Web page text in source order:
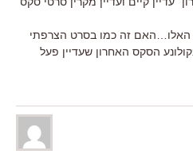
האלו…האם זה כמו בסרט הצרפתי
הסקס האחרון שעדיין פעל